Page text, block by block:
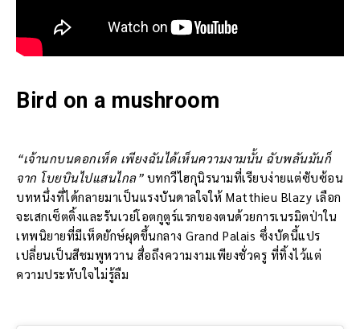
Bird on a mushroom
“เจ้านกบนดอกเห็ด เพียงฉันได้เห็นความงามนั้น ฉับพลันมันก็
จาก โบยบินไปแสนไกล”บทกวีไฮกุนิรนามที่เรียบง่ายแต่ซับซ้อน
บทหนึ่งที่ได้กลายมาเป็นแรงบันดาลใจให้ Matthieu Blazy เลือก
จะเสกเซ็ตติ้งและรันเวย์โอตกูตูร์แรกของตนด้วยการเนรมิตป่าใน
เทพนิยายที่มีเห็ดยักษ์ผุดขึ้นกลาง Grand Palais ซึ่งบัดนี้แปร
เปลี่ยนเป็นสีชมพูหวาน สื่อถึงความงามเพียงชั่วครู ที่ทิ้งไว้แต่
ความประทับใจไม่รู้ลืม